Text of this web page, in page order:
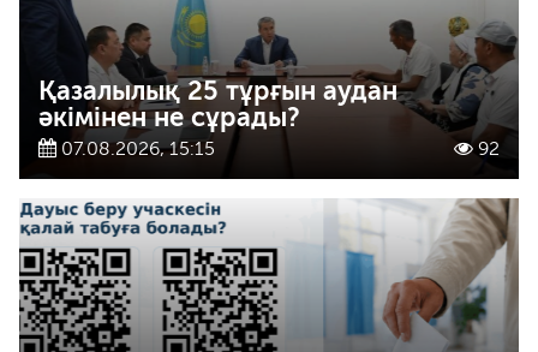
Қазалылық 25 тұрғын аудан
әкімінен не сұрады?
07.08.2026, 15:15 92